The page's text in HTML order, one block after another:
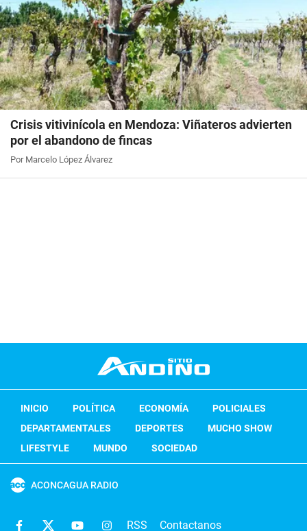
Crisis vitivinícola en Mendoza: Viñateros advierten
por el abandono de fincas
Por Marcelo López Álvarez
INICIO POLÍTICA ECONOMÍA
POLICIALES
DEPARTAMENTALES
DEPORTES
MUCHO SHOW
LIFESTYLE
MUNDO SOCIEDAD
ACONCAGUA RADIO
RSS Contactanos